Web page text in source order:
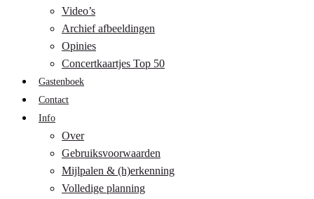
Video’s
Archief afbeeldingen
Opinies
Concertkaartjes Top 50
Gastenboek
Contact
Info
Over
Gebruiksvoorwaarden
Mijlpalen & (h)erkenning
Volledige planning